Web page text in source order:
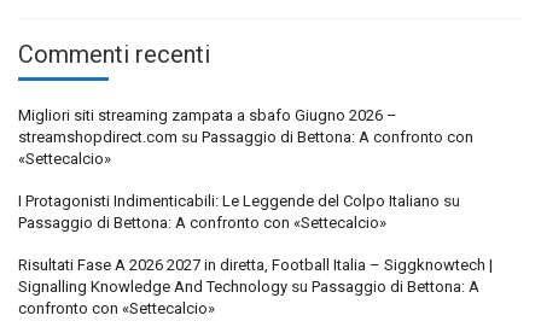
Commenti recenti
Migliori siti streaming zampata a sbafo Giugno 2026 –
streamshopdirect.com su Passaggio di Bettona: A confronto con
«Settecalcio»
I Protagonisti Indimenticabili: Le Leggende del Colpo Italiano su
Passaggio di Bettona: A confronto con «Settecalcio»
Risultati Fase A 2026 2027 in diretta, Football Italia – Siggknowtech |
Signalling Knowledge And Technology su Passaggio di Bettona: A
confronto con «Settecalcio»